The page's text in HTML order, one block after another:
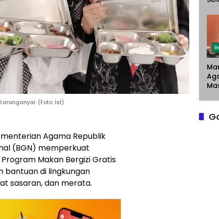
(Foto: Ist)
Agama Republik
(BGN) memperkuat
Makan Bergizi Gratis
bantuan di lingkungan
sasaran, dan merata.